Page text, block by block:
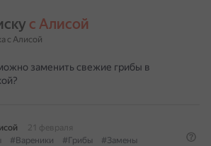
с Алисой
с Алисой
заменить свежие грибы в
21 февраля
#Вареники #Грибы #Замены